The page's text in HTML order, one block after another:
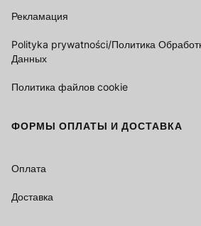
Рекламация
Polityka prywatności/Политика
Данных
Политика файлов cookie
ФОРМЫ ОПЛАТЫ И ДОСТАВКА
Оплата
Доставка